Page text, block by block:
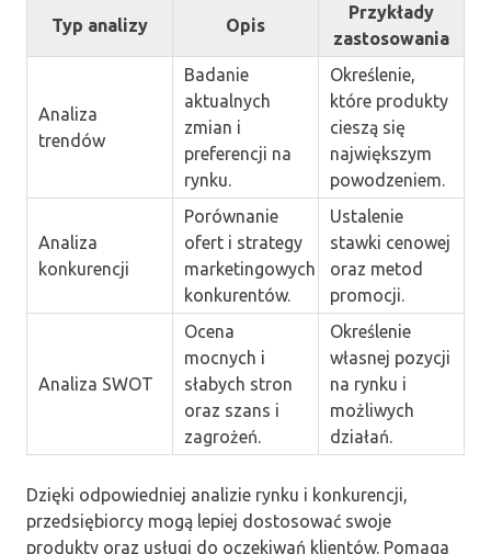
Typ analizy Opis
Przykłady
zastosowania
Analiza
trendów
Badanie
aktualnych
zmian i
preferencji na
rynku.
Określenie,
które produkty
cieszą się
największym
powodzeniem.
Analiza
konkurencji
Porównanie
ofert i strategy
marketingowych
konkurentów.
Ustalenie
stawki cenowej
oraz metod
promocji.
Analiza SWOT
Ocena
mocnych i
słabych stron
oraz szans i
zagrożeń.
Określenie
własnej pozycji
na rynku i
możliwych
działań.
Dzięki odpowiedniej analizie rynku i konkurencji,
przedsiębiorcy mogą lepiej dostosować swoje
produkty oraz usługi do oczekiwań klientów. Pomaga